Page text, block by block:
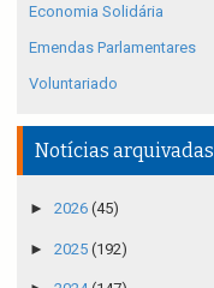
Economia Solidária
Emendas Parlamentares
Voluntariado
Notícias arquivadas
► 2026 (45)
► 2025 (192)